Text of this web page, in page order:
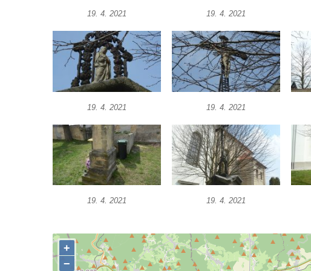
Podluží
Kříž u domu čp. 155 v Chřibské
Údajný kříž u domu čp. 283 ve Chřibské
Kříž jižně od Bukolu
Kříž na návsi v Bukolu
Centrální kříž hřbitova v Hrobčicích
Kříž u silnice z Chouče do Mirošovic
Centrální kříž hřbitova v Chouči
Kříž na rozcestí v Záluží
Hradčanech a Palackého v Roudnici nad
Labem
19. 4. 2021 19. 4. 2021
19. 4. 2021 19. 4. 2021
19. 4. 2021 19. 4. 2021